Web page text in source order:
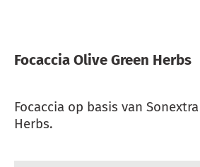
Focaccia Olive Green Herbs
Focaccia op basis van
Herbs.